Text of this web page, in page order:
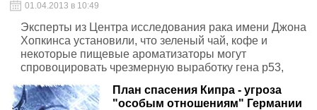
01.04.2013 в 10:49
Эксперты из Центра исследования рака имени Джона
Хопкинса установили, что зеленый чай, кофе и
некоторые пищевые ароматизаторы могут
спровоцировать чрезмерную выработку гена p53,
опасного для человека.План спасения Кипра - угроза
"особым отношениям" Германии